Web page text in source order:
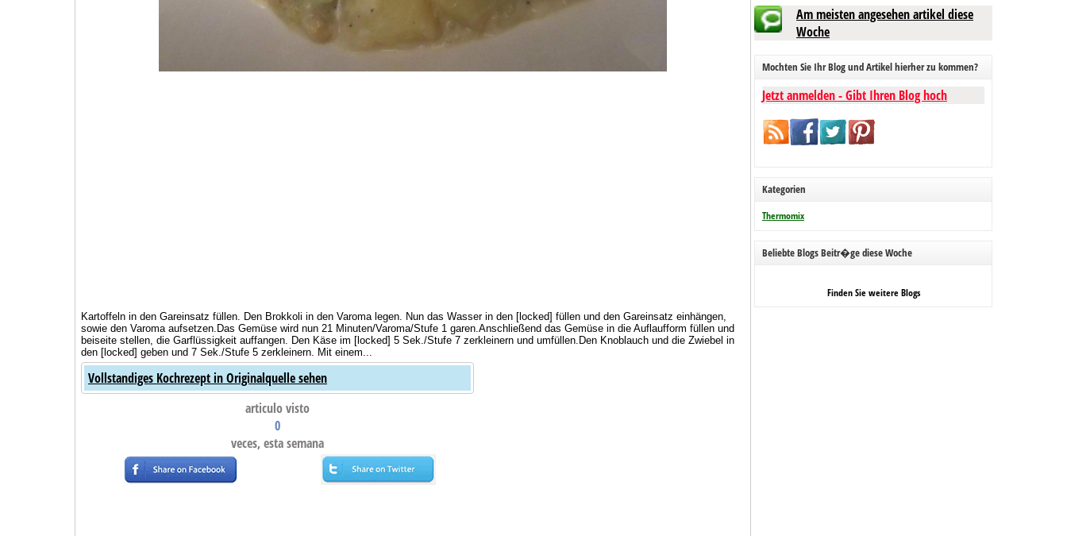
Kartoffeln in den Gareinsatz füllen. Den Brokkoli in den Varoma legen. Nun das Wasser in den [locked] füllen und den Gareinsatz einhängen,
sowie den Varoma aufsetzen.Das Gemüse wird nun 21 Minuten/Varoma/Stufe 1 garen.Anschließend das Gemüse in die Auflaufform füllen und
beiseite stellen, die Garflüssigkeit auffangen. Den Käse im [locked] 5 Sek./Stufe 7 zerkleinern und umfüllen.Den Knoblauch und die Zwiebel in
den [locked] geben und 7 Sek./Stufe 5 zerkleinern. Mit einem...
Vollstandiges Kochrezept in Originalquelle sehen
articulo visto
0
veces, esta semana
Am meisten angesehen artikel diese
Woche
Mochten Sie Ihr Blog und Artikel hierher zu kommen?
Jetzt anmelden - Gibt Ihren Blog hoch
Kategorien
Thermomix
Beliebte Blogs Beitr�ge diese Woche
Finden Sie weitere Blogs